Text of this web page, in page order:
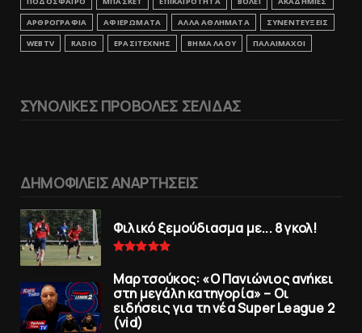
ΑΡΘΡΟΓΡΑΦΙΑ
ΑΦΙΕΡΩΜΑΤΑ ΑΛΛΑ ΑΘΛΗΜΑΤΑ
ΣΥΝΕΝΤΕΥΞΕΙΣ
WEBTV
RADIO ΕΡΑΣΙΤΕΧΝΗΣ ΒΗΜΑ ΛΑΟΥ ΠΑΛΑΙΜΑΧΟΙ
ΣΥΝΟΛΙΚΕΣ ΠΡΟΒΟΛΕΣ ΣΕΛΙΔΑΣ
ΔΗΜΟΦΙΛΕΙΣ ΑΝΑΡΤΗΣΕΙΣ
Φιλικό ξεμούδιασμα με... 8 γκολ!
Μαρτσούκος: «Ο Πανιώνιος ανήκει
στη μεγάλη κατηγορία» – Οι
ειδήσεις για τη νέα Super League 2
(vid)